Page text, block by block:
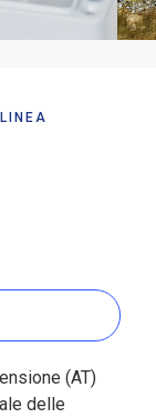
(AT)
delle